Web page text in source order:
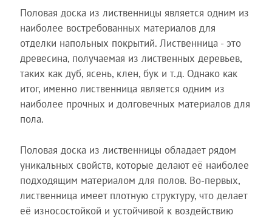
Половая доска из лиственницы является одним из
наиболее востребованных материалов для
отделки напольных покрытий. Лиственница - это
древесина, получаемая из лиственных деревьев,
таких как дуб, ясень, клен, бук и т.д. Однако как
итог, именно лиственница является одним из
наиболее прочных и долговечных материалов для
пола.
Половая доска из лиственницы обладает рядом
уникальных свойств, которые делают её наиболее
подходящим материалом для полов. Во-первых,
лиственница имеет плотную структуру, что делает
её износостойкой и устойчивой к воздействию